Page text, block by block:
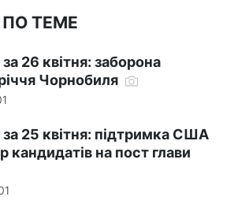
ТЕМЕ
26 квітня: заборона
Чорнобиля
за 25 квітня: підтримка США
кандидатів на пост глави